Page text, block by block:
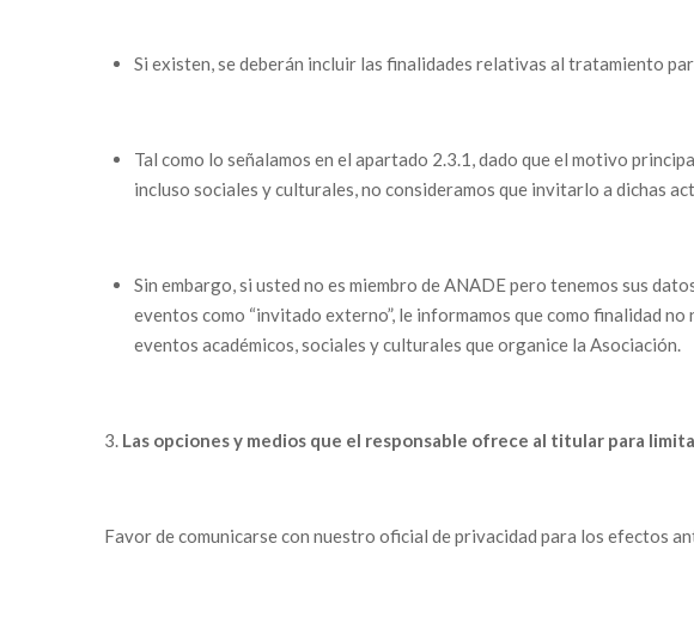
Si existen, se deberán incluir las finalidades relativas al tratamiento
Tal como lo señalamos en el apartado 2.3.1, dado que el motivo
incluso sociales y culturales, no consideramos que invitarlo a dichas
Sin embargo, si usted no es miembro de ANADE pero tenemos sus
eventos como “invitado externo”, le informamos que como finalidad
eventos académicos, sociales y culturales que organice la Asociación.
Las opciones y medios que el responsable ofrece al titular para
Favor de comunicarse con nuestro oficial de privacidad para los efectos